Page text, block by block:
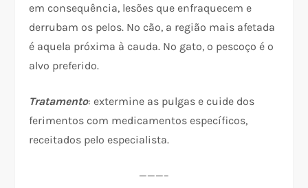
em consequência, lesões que enfraquecem e
derrubam os pelos. No cão, a região mais afetada
é aquela próxima à cauda. No gato, o pescoço é o
alvo preferido.
Tratamento: extermine as pulgas e cuide dos
ferimentos com medicamentos específicos,
receitados pelo especialista.
———–